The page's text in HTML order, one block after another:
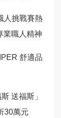
人挑戰賽熱
業職人精神
舒適品
送福斯」
30萬元